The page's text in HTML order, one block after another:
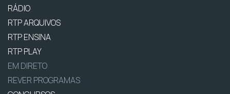
RÁDIO
RTP ARQUIVOS
RTP ENSINA
RTP PLAY
EM DIRETO
REVER PROGRAMAS